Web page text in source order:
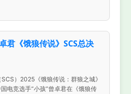
君《饿狼传说》SCS总决
）2025《饿狼传说：群狼之城》
电竞选手“小孩”曾卓君在《饿狼传